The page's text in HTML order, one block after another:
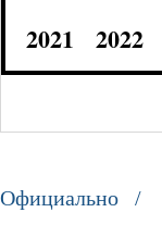
2021
2022
Официально /